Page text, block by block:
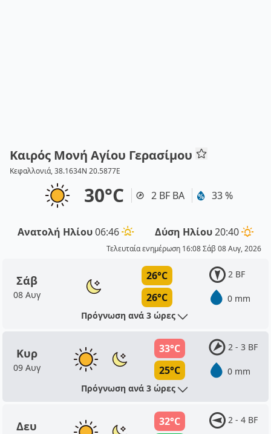
Καιρός Μονή Αγίου Γερασίμου
Κεφαλλονιά, 38.1634N 20.5877E
30°C 2 BF ΒΑ 33 %
Ανατολή Ηλίου06:46 Δύση Ηλίου20:40
Τελευταία ενημέρωση 16:08 Σάβ 08 Αυγ, 2026
Σάβ
08 Αυγ
26°C
26°C
2 BF
0 mm
Πρόγνωση ανά 3 ώρες
Κυρ
09 Αυγ
33°C
25°C
2 - 3 BF
0 mm
Πρόγνωση ανά 3 ώρες
Δευ
32°C
2 - 4 BF